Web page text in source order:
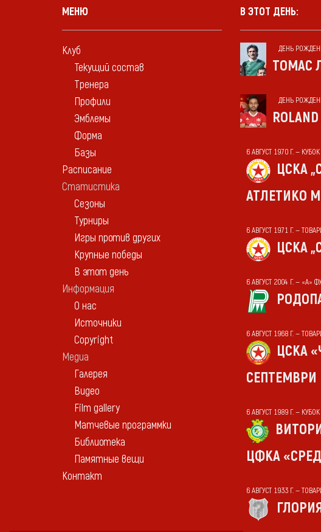
МЕНЮ
Клуб
Текущий состав
Тренера
Профили
Эмблемы
Форма
Базы
Расписание
Статистика
Сезоны
Турниры
Игры против других
Крупные победы
В этот день
Информация
О нас
Источники
Copyright
Медиа
Галерея
Видео
Film gallery
Матчевые программки
Библиотека
Памятные вещи
Контакт
В ЭТОТ ДЕНЬ:
ДЕНЬ
ТОМАС
ДЕНЬ
6 АВГУСТ 1970 Г. —
ЦСКА
АТЛЕТИКО М
6 АВГУСТ 1971 Г. —
ЦСКА
6 АВГУСТ 2004 Г. — «А»
6 АВГУСТ 1968 Г. —
ЦСКА
СЕПТЕМВРИ
6 АВГУСТ 1989 Г. —
ЦФКА
6 АВГУСТ 1933 Г. —